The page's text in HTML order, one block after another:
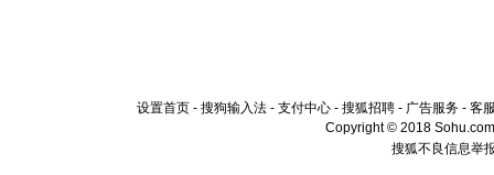
设置首页 - 搜狗输入法 - 支付中心 - 搜狐招聘 - 广告服务 - 客
Copyright © 2018
搜狐不良信息举